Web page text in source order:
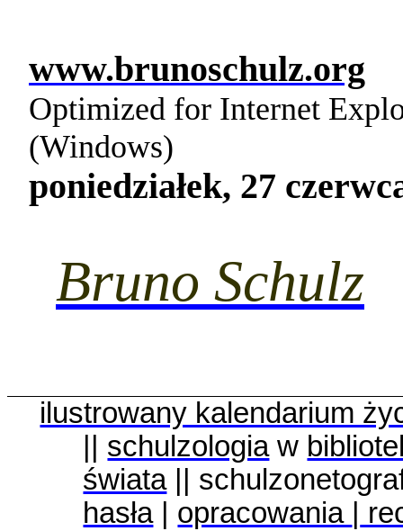
www.brunoschulz.org
Optimized for Internet
(Windows)
poniedziałek, 27
Bruno Schulz
ilustrowany kalendarium
schulzologiaw
świata||
hasła| opracowania